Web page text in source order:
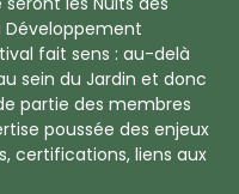
Développement
fait sens : au-delà
sein du Jardin et donc
partie des membres
poussée des enjeux
certifications, liens aux